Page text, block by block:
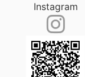
Instagram